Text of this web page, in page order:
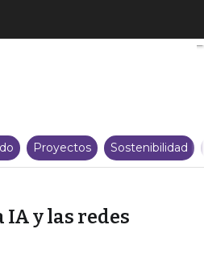
Auge de la IA y las redes
Proyectos Sostenibilidad
IA y las redes